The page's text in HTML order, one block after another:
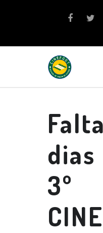
dias
3º